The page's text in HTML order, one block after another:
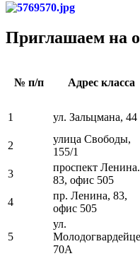
Приглашаем на
№ п/п Адрес класса
1
ул. Зальцмана, 44
2
улица Свободы,
155/1
3
проспект Ленина.
83, офис 505
4
пр. Ленина, 83,
офис 505
5
ул.
70А